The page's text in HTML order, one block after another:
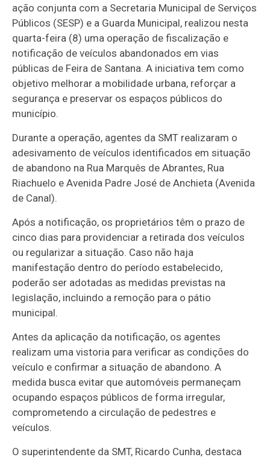
ação conjunta com a Secretaria Municipal de Serviços
Públicos (SESP) e a Guarda Municipal, realizou nesta
quarta-feira (8) uma operação de fiscalização e
notificação de veículos abandonados em vias
públicas de Feira de Santana. A iniciativa tem como
objetivo melhorar a mobilidade urbana, reforçar a
segurança e preservar os espaços públicos do
município.
Durante a operação, agentes da SMT realizaram o
adesivamento de veículos identificados em situação
de abandono na Rua Marquês de Abrantes, Rua
Riachuelo e Avenida Padre José de Anchieta (Avenida
de Canal).
Após a notificação, os proprietários têm o prazo de
cinco dias para providenciar a retirada dos veículos
ou regularizar a situação. Caso não haja
manifestação dentro do período estabelecido,
poderão ser adotadas as medidas previstas na
legislação, incluindo a remoção para o pátio
municipal.
Antes da aplicação da notificação, os agentes
realizam uma vistoria para verificar as condições do
veículo e confirmar a situação de abandono. A
medida busca evitar que automóveis permaneçam
ocupando espaços públicos de forma irregular,
comprometendo a circulação de pedestres e
veículos.
O superintendente da SMT, Ricardo Cunha, destaca